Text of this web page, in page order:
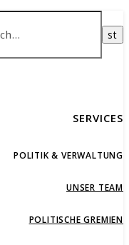
SERVICES
POLITIK & VERWALTUNG
UNSER TEAM
POLITISCHE GREMIEN